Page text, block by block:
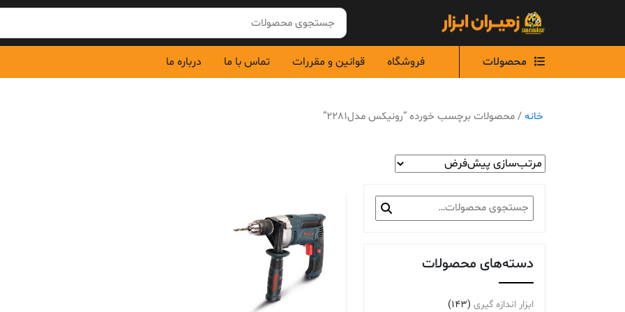
محصولات
فروشگاه قوانین و مقررات تماس با ما درباره ما
خانه/ محصولات برچسب خورده “رونیکس مدل2281”
جستجو
برای:
دسته‌های محصولات
ابزار اندازه گیری (143)